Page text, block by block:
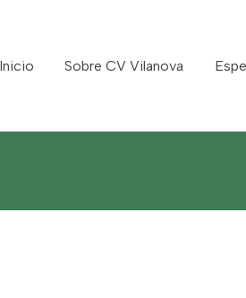
Inicio Sobre CV Vilanova